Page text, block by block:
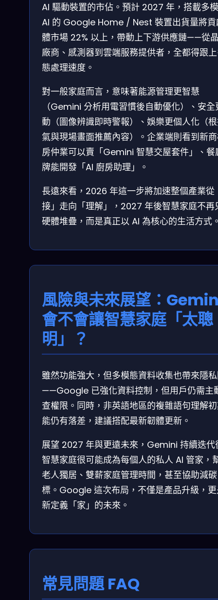
AI 驅動裝置的市佔。預計 2027 年，搭載多
AI 的 Google Home / Nest 裝置出貨量將貢
體市場 22% 以上，帶動上下游供應鏈——從
廠商、感測器到雲端服務提供者，全都得跟
態處理速度。
對一般家庭而言，意味著能源管理更智慧
（Gemini 分析用電習慣後自動優化）、安全
動（圖像辨識即時警報）、娛樂更個人化（
氣與現場畫面推薦內容）。企業端則看到新
房仲業可以賣「Gemini 智慧交屋套件」、餐
牌能開發「AI 廚房助理」。
長遠來看，2026 年這一步將加速整個產業從
接」走向「理解」，2027 年後智慧家庭不再
硬體堆疊，而是真正以 AI 為核心的生活方式
風險與未來展望：
會不會讓智慧家庭「太聰
明」？
雖然功能強大，但多模態資料收集也帶來隱
——Google 已強化資料控制，但用戶仍需主
查權限。同時，非英語地區的複雜語句理解
能仍有落差，建議搭配最新韌體更新。
展望 2027 年與更遠未來，Gemini 持續迭代
智慧家庭很可能成為每個人的私人 AI 管家，
老人獨居、雙薪家庭管理時間，甚至協助減
標。Google 這次布局，不僅是產品升級，
新定義「家」的未來。
常見問題 FAQ